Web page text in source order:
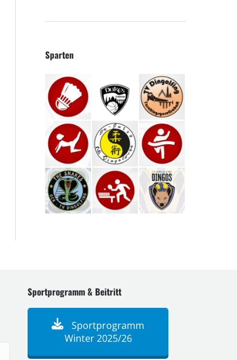
Sparten
Sportprogramm & Beitritt
Sportprogramm
Winter 2025/26